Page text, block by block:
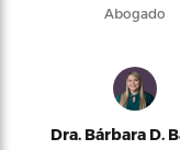
Abogado
Dra. Bárbara D.